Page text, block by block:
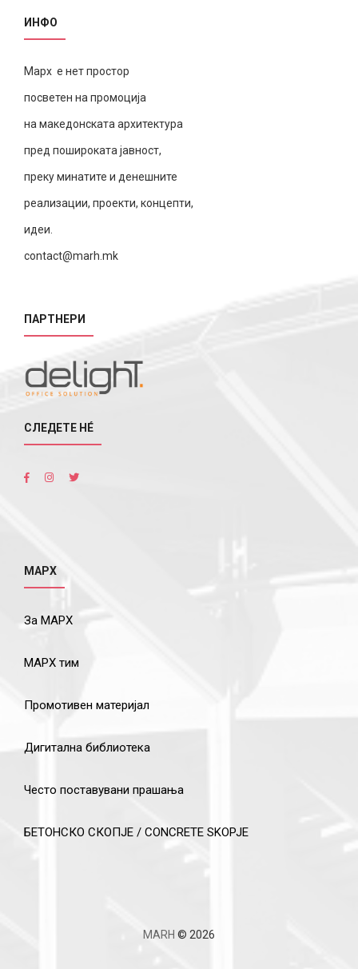
ИНФО
Марх е нет простор
посветен на промоција
на македонската архитектура
пред пошироката јавност,
преку минатите и денешните
реализации, проекти, концепти,
идеи.
contact@marh.mk
ПАРТНЕРИ
СЛЕДЕТЕ НÉ
МАРХ
За МАРХ
МАРХ тим
Промотивен материјал
Дигитална библиотека
Често поставувани прашања
БЕТОНСКО СКОПЈЕ / CONCRETE SKOPJE
MARH © 2026